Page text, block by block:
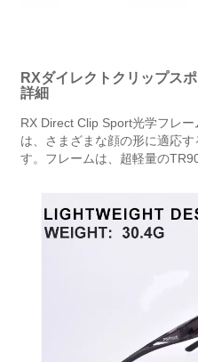
RXダイレクトクリップス
詳細
RX Direct Clip Sport光学フレ
は、さまざまな顔の形に適応
す。フレームは、超軽量の